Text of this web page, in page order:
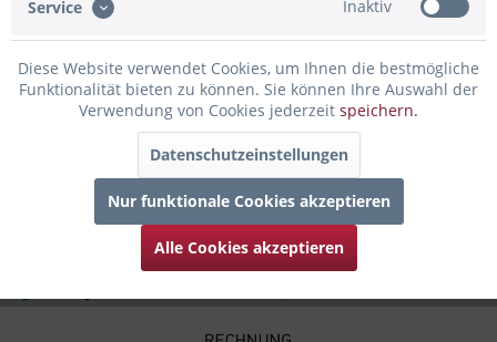
Bewertungen lesen, schreiben und diskutieren...
mehr
Infos zum Hersteller
Folgende Infos zum Hersteller sind verfübar......mehr
Service Inaktiv
Diese Website verwendet Cookies, um Ihnen die bestmögliche
Funktionalität bieten zu können. Sie können Ihre Auswahl der
Verwendung von Cookies jederzeit speichern.
Datenschutzeinstellungen
Nur funktionale Cookies akzeptieren
Alle Cookies akzeptieren